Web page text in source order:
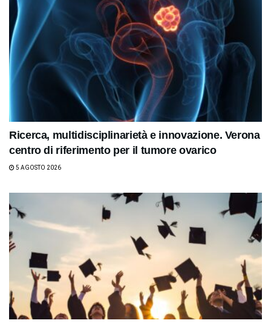
Ricerca, multidisciplinarietà e innovazione. Verona
centro di riferimento per il tumore ovarico
5 AGOSTO 2026